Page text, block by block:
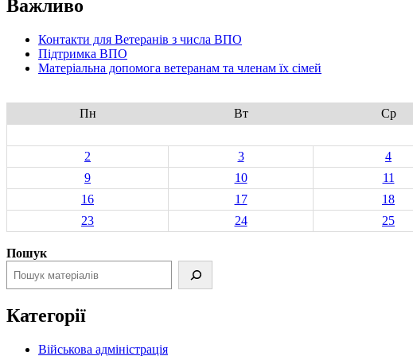
Важливо
Контакти для Ветеранів з числа ВПО
Підтримка ВПО
Матеріальна допомога ветеранам та членам їх сімей
Пн
Вт Ср
2
3 4
9
10 11
16
17 18
23
24 25
Пошук
Категорії
Військова адміністрація